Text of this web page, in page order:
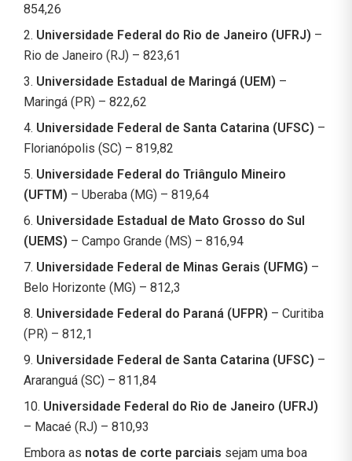
854,26
2. Universidade Federal do Rio de Janeiro (UFRJ) –
Rio de Janeiro (RJ) – 823,61
3. Universidade Estadual de Maringá (UEM) –
Maringá (PR) – 822,62
4. Universidade Federal de Santa Catarina (UFSC) –
Florianópolis (SC) – 819,82
5. Universidade Federal do Triângulo Mineiro
(UFTM) – Uberaba (MG) – 819,64
6. Universidade Estadual de Mato Grosso do Sul
(UEMS) – Campo Grande (MS) – 816,94
7. Universidade Federal de Minas Gerais (UFMG) –
Belo Horizonte (MG) – 812,3
8. Universidade Federal do Paraná (UFPR) – Curitiba
(PR) – 812,1
9. Universidade Federal de Santa Catarina (UFSC) –
Araranguá (SC) – 811,84
10. Universidade Federal do Rio de Janeiro (UFRJ)
– Macaé (RJ) – 810,93
Embora as notas de corte parciais sejam uma boa